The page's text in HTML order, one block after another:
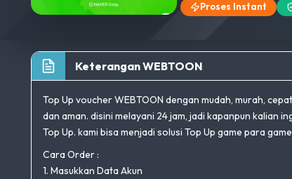
Proses Instant
Keterangan WEBTOON
Top Up voucher WEBTOON dengan mudah, murah,
dan aman. disini melayani 24 jam, jadi kapanpun kalian
Top Up. kami bisa menjadi solusi Top Up game para
Cara Order :
1. Masukkan Data Akun